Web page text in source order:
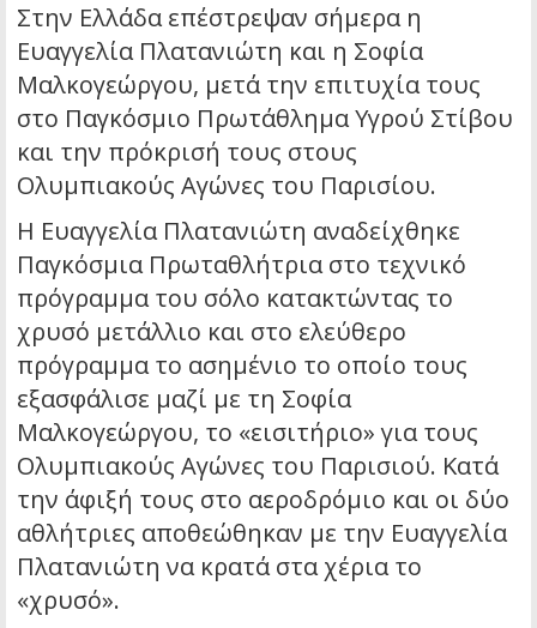
Στην Ελλάδα επέστρεψαν σήμερα η
Ευαγγελία Πλατανιώτη και η Σοφία
Μαλκογεώργου, μετά την επιτυχία τους
στο Παγκόσμιο Πρωτάθλημα Υγρού Στίβου
και την πρόκρισή τους στους
Ολυμπιακούς Αγώνες του Παρισίου.
Η Ευαγγελία Πλατανιώτη αναδείχθηκε
Παγκόσμια Πρωταθλήτρια στο τεχνικό
πρόγραμμα του σόλο κατακτώντας το
χρυσό μετάλλιο και στο ελεύθερο
πρόγραμμα το ασημένιο το οποίο τους
εξασφάλισε μαζί με τη Σοφία
Μαλκογεώργου, το «εισιτήριο» για τους
Ολυμπιακούς Αγώνες του Παρισιού. Κατά
την άφιξή τους στο αεροδρόμιο και οι δύο
αθλήτριες αποθεώθηκαν με την Ευαγγελία
Πλατανιώτη να κρατά στα χέρια το
«χρυσό».